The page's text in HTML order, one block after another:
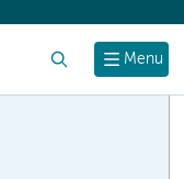
Menu